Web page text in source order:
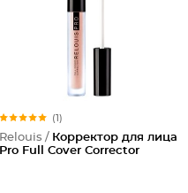
(1)
Relouis / Корректор для лица
Pro Full Cover Corrector